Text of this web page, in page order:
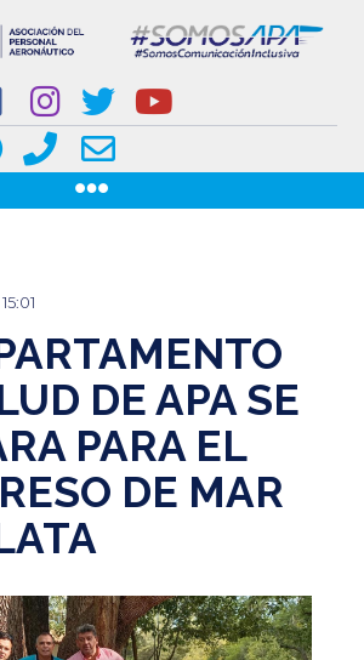
DE APA SE
PARA EL
DE MAR
DE LOS GREMIOS AERONÁUTICOS